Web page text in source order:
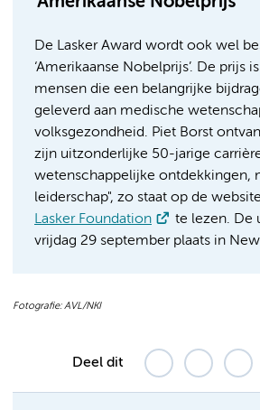
De Lasker Award wordt ook wel
‘Amerikaanse Nobelprijs’. De prijs
mensen die een belangrijke
geleverd aan medische
volksgezondheid. Piet Borst
zijn uitzonderlijke 50-jarige
wetenschappelijke ontdekkingen,
leiderschap", zo staat op de
Lasker Foundation
te lezen. De
vrijdag 29 september plaats in New
Fotografie: AVL/NKI
Deel dit